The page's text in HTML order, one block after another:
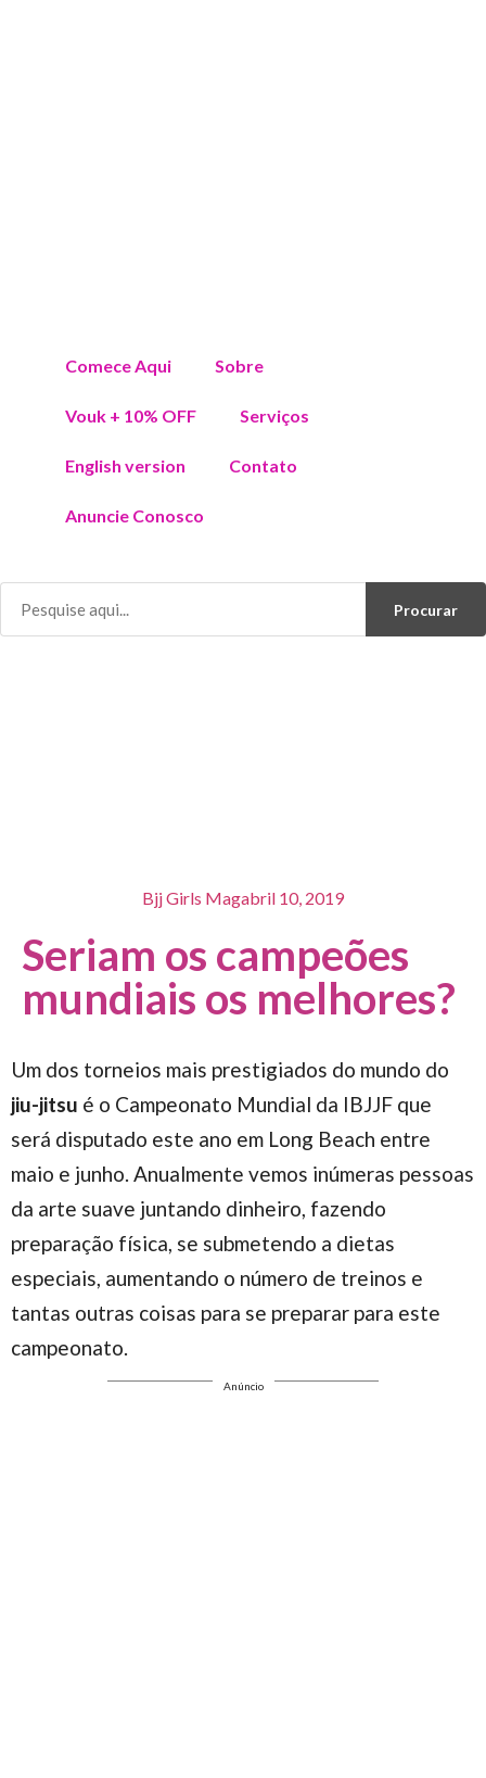
Comece Aqui Sobre
Vouk + 10% OFF Serviços
English version Contato
Anuncie Conosco
Procurar
Bjj Girls Magabril 10, 2019
Seriam os campeões
mundiais os melhores?
Um dos torneios mais prestigiados do mundo do
jiu-jitsu é o Campeonato Mundial da IBJJF que
será disputado este ano em Long Beach entre
maio e junho. Anualmente vemos inúmeras pessoas
da arte suave juntando dinheiro, fazendo
preparação física, se submetendo a dietas
especiais, aumentando o número de treinos e
tantas outras coisas para se preparar para este
campeonato.
Anúncio